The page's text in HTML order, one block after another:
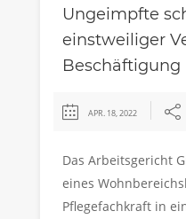
Ungeimpfte
einstweiliger
Beschäftigung
APR. 18, 2022
Das Arbeitsgericht
eines
Pflegefachkraft in